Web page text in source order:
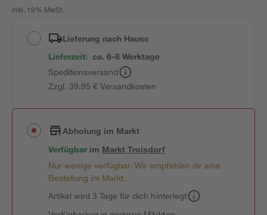
inkl. 19% MwSt.
Lieferung nach Hause
Lieferzeit: ca. 6-8 Werktage
Speditionsversand
Zzgl. 39,95 € Versandkosten
Abholung im Markt
Verfügbar im MarktTroisdorf
Nur wenige verfügbar. Wir empfehlen dir eine
Bestellung im Markt.
Artikel wird 3 Tage für dich hinterlegt